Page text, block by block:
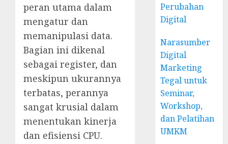
peran utama dalam
mengatur dan
memanipulasi data.
Bagian ini dikenal
sebagai register, dan
meskipun ukurannya
terbatas, perannya
sangat krusial dalam
menentukan kinerja
dan efisiensi CPU.
Perubahan
Digital
Narasumber
Digital
Marketing
Tegal untuk
Seminar,
Workshop,
dan Pelatihan
UMKM